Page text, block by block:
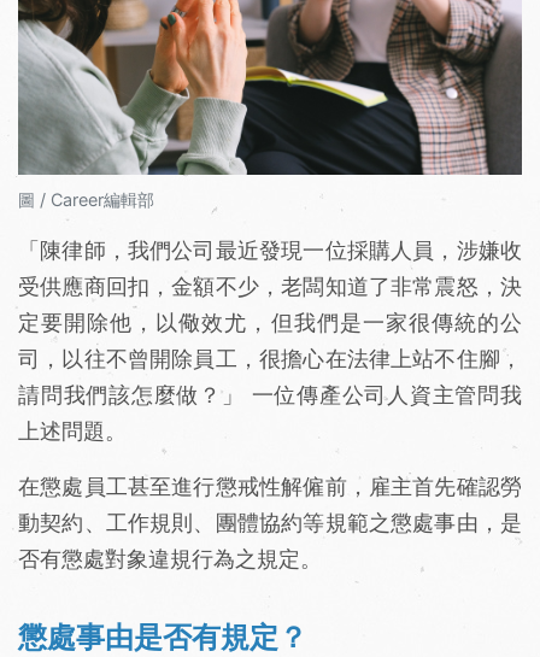
圖 / Career編輯部
「陳律師，我們公司最近發現一位採購人員，涉嫌收
受供應商回扣，金額不少，老闆知道了非常震怒，決
定要開除他，以儆效尤，但我們是一家很傳統的公
司，以往不曾開除員工，很擔心在法律上站不住腳，
請問我們該怎麼做？」 一位傳產公司人資主管問我
上述問題。
在懲處員工甚至進行懲戒性解僱前，雇主首先確認勞
動契約、工作規則、團體協約等規範之懲處事由，是
否有懲處對象違規行為之規定。
懲處事由是否有規定？